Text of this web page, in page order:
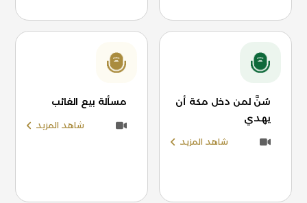
سُنَّ لمن دخل مكة أن
يهدي
شاهد المزيد
مسألة بيع الغائب
شاهد المزيد